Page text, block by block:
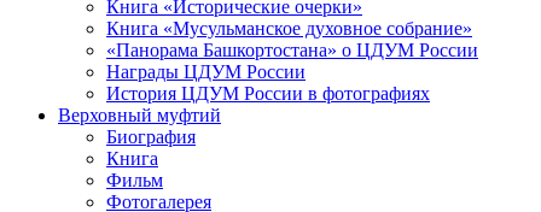
Книга «Исторические очерки»
Книга «Мусульманское духовное собрание»
«Панорама Башкортостана» о ЦДУМ России
Награды ЦДУМ России
История ЦДУМ России в фотографиях
Верховный муфтий
Биография
Книга
Фильм
Фотогалерея